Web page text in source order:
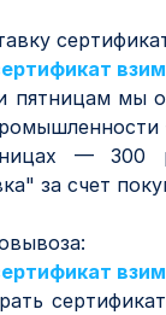
пятницам мы
— 300
за счет